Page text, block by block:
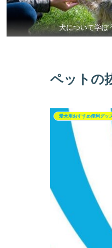
犬について学ぼ
ペットの
愛犬用おすすめ便利グッ